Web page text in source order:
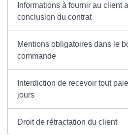
Informations à fournir au client
conclusion du contrat
Mentions obligatoires dans le
commande
Interdiction de recevoir tout
jours
Droit de rétractation du client